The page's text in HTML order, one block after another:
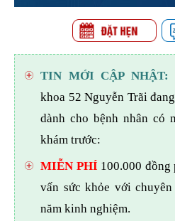
TIN MỚI CẬP NHẬT:
khoa 52 Nguyễn Trãi
dành cho bệnh nhân có
khám trước:
MIỄN PHÍ 100.000 đồng
vấn sức khỏe với
năm kinh nghiệm.